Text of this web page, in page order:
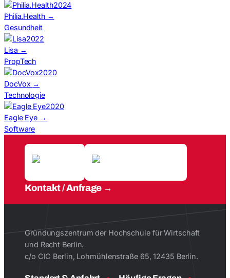
2024
Philia.Health →
Gesundheit
2022
Lisa →
PropTech
2020
DocVox →
Technologie
2020
Eagle Eye →
Software
Kontakt / Anfrage
Gründungszentrum der Hochschule für Wirtschaft
und Recht Berlin.
c/o CIC Berlin, Lohmühlenstraße 65, 12435 Berlin.